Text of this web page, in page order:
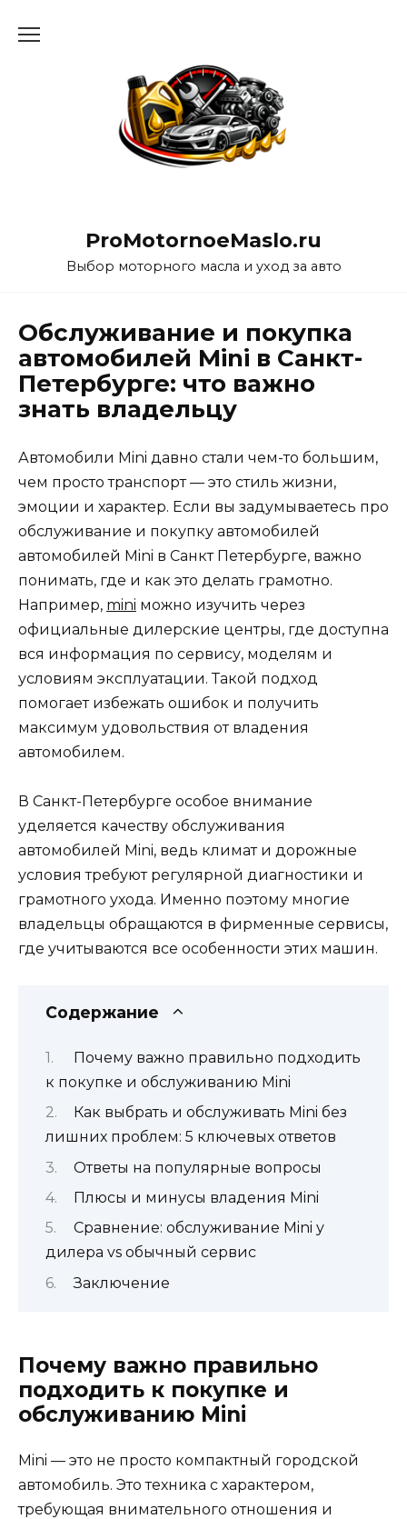
ProMotornoeMaslo.ru
Выбор моторного масла и уход за авто
Обслуживание и покупка
автомобилей Mini в Санкт-
Петербурге: что важно
знать владельцу
Автомобили Mini давно стали чем-то большим,
чем просто транспорт — это стиль жизни,
эмоции и характер. Если вы задумываетесь про
обслуживание и покупку автомобилей
автомобилей Mini в Санкт Петербурге, важно
понимать, где и как это делать грамотно.
Например, mini можно изучить через
официальные дилерские центры, где доступна
вся информация по сервису, моделям и
условиям эксплуатации. Такой подход
помогает избежать ошибок и получить
максимум удовольствия от владения
автомобилем.
В Санкт-Петербурге особое внимание
уделяется качеству обслуживания
автомобилей Mini, ведь климат и дорожные
условия требуют регулярной диагностики и
грамотного ухода. Именно поэтому многие
владельцы обращаются в фирменные сервисы,
где учитываются все особенности этих машин.
Содержание
Почему важно правильно подходить
к покупке и обслуживанию Mini
Как выбрать и обслуживать Mini без
лишних проблем: 5 ключевых ответов
Ответы на популярные вопросы
Плюсы и минусы владения Mini
Сравнение: обслуживание Mini у
дилера vs обычный сервис
Заключение
Почему важно правильно
подходить к покупке и
обслуживанию Mini
Mini — это не просто компактный городской
автомобиль. Это техника с характером,
требующая внимательного отношения и